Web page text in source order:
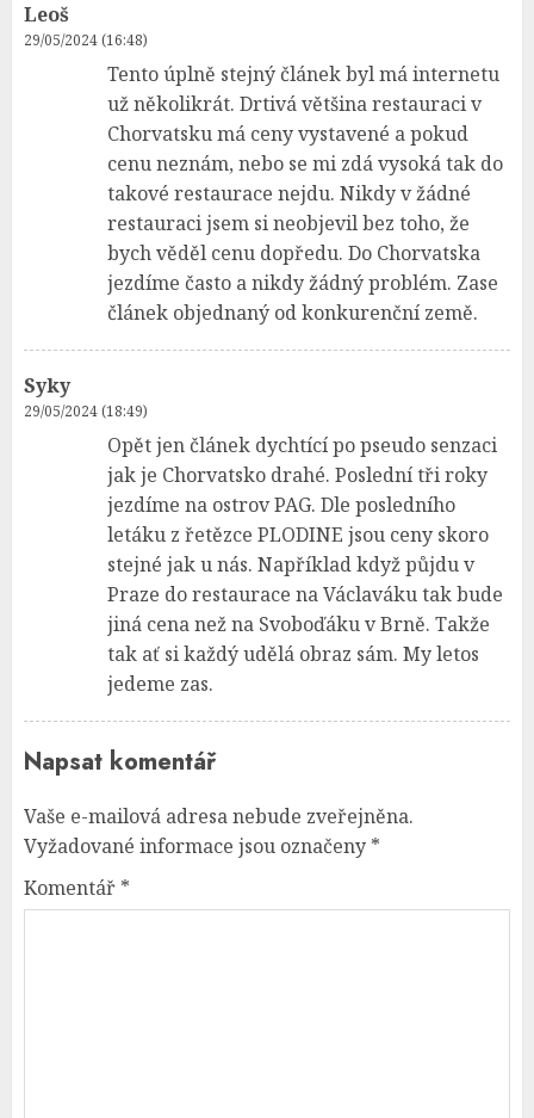
Leoš
29/05/2024 (16:48)
Tento úplně stejný článek byl má internetu
už několikrát. Drtivá většina restauraci v
Chorvatsku má ceny vystavené a pokud
cenu neznám, nebo se mi zdá vysoká tak do
takové restaurace nejdu. Nikdy v žádné
restauraci jsem si neobjevil bez toho, že
bych věděl cenu dopředu. Do Chorvatska
jezdíme často a nikdy žádný problém. Zase
článek objednaný od konkurenční země.
Syky
29/05/2024 (18:49)
Opět jen článek dychtící po pseudo senzaci
jak je Chorvatsko drahé. Poslední tři roky
jezdíme na ostrov PAG. Dle posledního
letáku z řetězce PLODINE jsou ceny skoro
stejné jak u nás. Například když půjdu v
Praze do restaurace na Václaváku tak bude
jiná cena než na Svoboďáku v Brně. Takže
tak ať si každý udělá obraz sám. My letos
jedeme zas.
Napsat komentář
Vaše e-mailová adresa nebude zveřejněna.
Vyžadované informace jsou označeny *
Komentář *